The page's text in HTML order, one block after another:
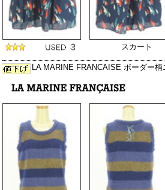
スカート
LA MARINE FRANCAISE ボーダー柄